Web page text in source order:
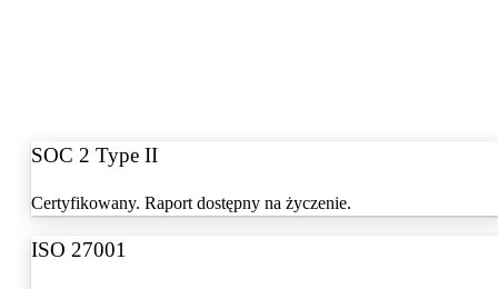
SOC 2 Type II
Certyfikowany. Raport dostępny na życzenie.
ISO 27001